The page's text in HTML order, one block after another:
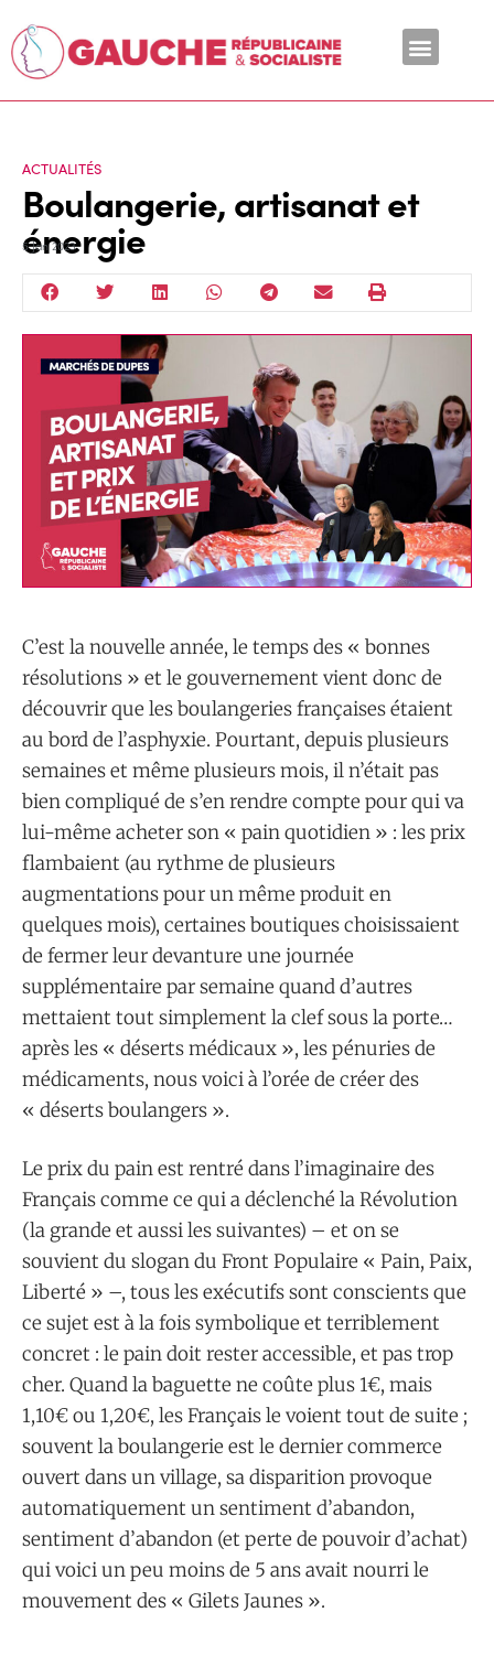
ACTUALITÉS
Boulangerie, artisanat et
énergie
5 Jan 2023
C’est la nouvelle année, le temps des « bonnes
résolutions » et le gouvernement vient donc de
découvrir que les boulangeries françaises étaient
au bord de l’asphyxie. Pourtant, depuis plusieurs
semaines et même plusieurs mois, il n’était pas
bien compliqué de s’en rendre compte pour qui va
lui-même acheter son « pain quotidien » : les prix
flambaient (au rythme de plusieurs
augmentations pour un même produit en
quelques mois), certaines boutiques choisissaient
de fermer leur devanture une journée
supplémentaire par semaine quand d’autres
mettaient tout simplement la clef sous la porte…
après les « déserts médicaux », les pénuries de
médicaments, nous voici à l’orée de créer des
« déserts boulangers ».
Le prix du pain est rentré dans l’imaginaire des
Français comme ce qui a déclenché la Révolution
(la grande et aussi les suivantes) – et on se
souvient du slogan du Front Populaire « Pain, Paix,
Liberté » –, tous les exécutifs sont conscients que
ce sujet est à la fois symbolique et terriblement
concret : le pain doit rester accessible, et pas trop
cher. Quand la baguette ne coûte plus 1€, mais
1,10€ ou 1,20€, les Français le voient tout de suite ;
souvent la boulangerie est le dernier commerce
ouvert dans un village, sa disparition provoque
automatiquement un sentiment d’abandon,
sentiment d’abandon (et perte de pouvoir d’achat)
qui voici un peu moins de 5 ans avait nourri le
mouvement des « Gilets Jaunes ».